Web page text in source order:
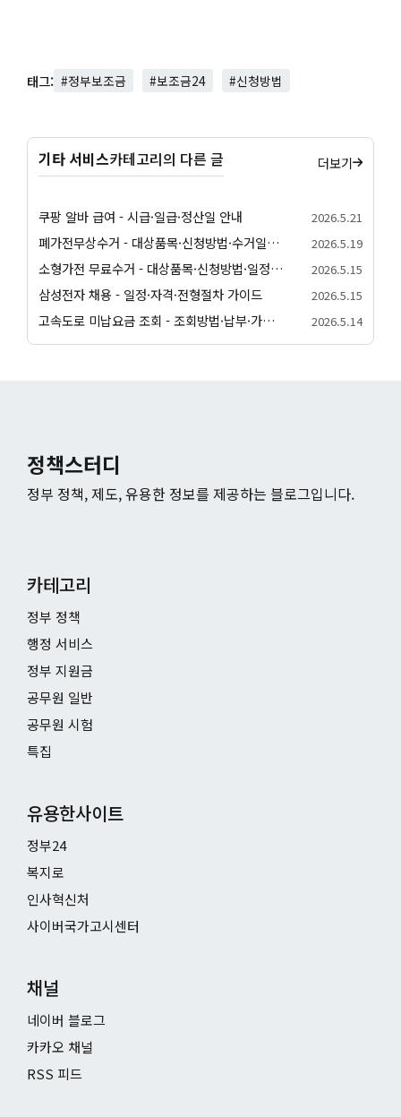
태그: #정부보조금 #보조금24 #신청방법
기타 서비스카테고리의 다른 글 더보기
쿠팡 알바 급여 - 시급·일급·정산일 안내 2026.5.21
폐가전무상수거 - 대상품목·신청방법·수거일정 안내 2026.5.19
소형가전 무료수거 - 대상품목·신청방법·일정 안내 2026.5.15
삼성전자 채용 - 일정·자격·전형절차 가이드 2026.5.15
고속도로 미납요금 조회 - 조회방법·납부·가산금 안내 2026.5.14
정책스터디
정부 정책, 제도, 유용한 정보를 제공하는 블로그입니다.
카테고리
정부 정책
행정 서비스
정부 지원금
공무원 일반
공무원 시험
특집
유용한사이트
정부24
복지로
인사혁신처
사이버국가고시센터
채널
네이버 블로그
카카오 채널
RSS 피드